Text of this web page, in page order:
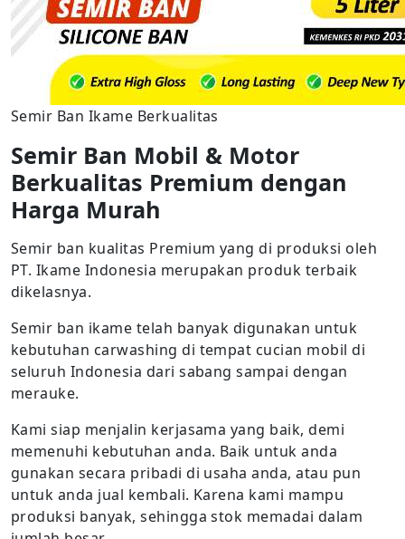
Semir Ban Ikame Berkualitas
Semir Ban Mobil & Motor
Berkualitas Premium dengan
Harga Murah
Semir ban kualitas Premium yang di produksi oleh
PT. Ikame Indonesia merupakan produk terbaik
dikelasnya.
Semir ban ikame telah banyak digunakan untuk
kebutuhan carwashing di tempat cucian mobil di
seluruh Indonesia dari sabang sampai dengan
merauke.
Kami siap menjalin kerjasama yang baik, demi
memenuhi kebutuhan anda. Baik untuk anda
gunakan secara pribadi di usaha anda, atau pun
untuk anda jual kembali. Karena kami mampu
produksi banyak, sehingga stok memadai dalam